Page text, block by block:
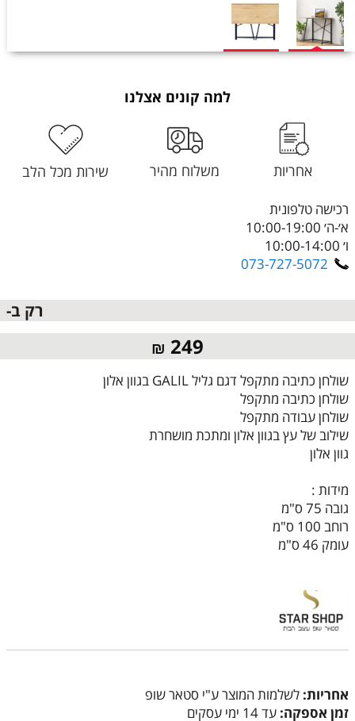
למה קונים אצלנו
אחריות משלוח מהיר שירות מכל הלב
רכישה טלפונית
א׳-ה׳ 10:00-19:00
ו׳ 10:00-14:00
073-727-5072
רק ב-
249
₪
שולחן כתיבה מתקפל דגם גליל GALIL בגוון אלון
שולחן כתיבה מתקפל
שולחן עבודה מתקפל
שילוב של עץ בגוון אלון ומתכת מושחרת
גוון אלון
מידות :
גובה 75 ס"מ
רוחב 100 ס"מ
עומק 46 ס"מ
אחריות: לשלמות המוצר ע"י סטאר שופ
זמן אספקה: עד 14 ימי עסקים